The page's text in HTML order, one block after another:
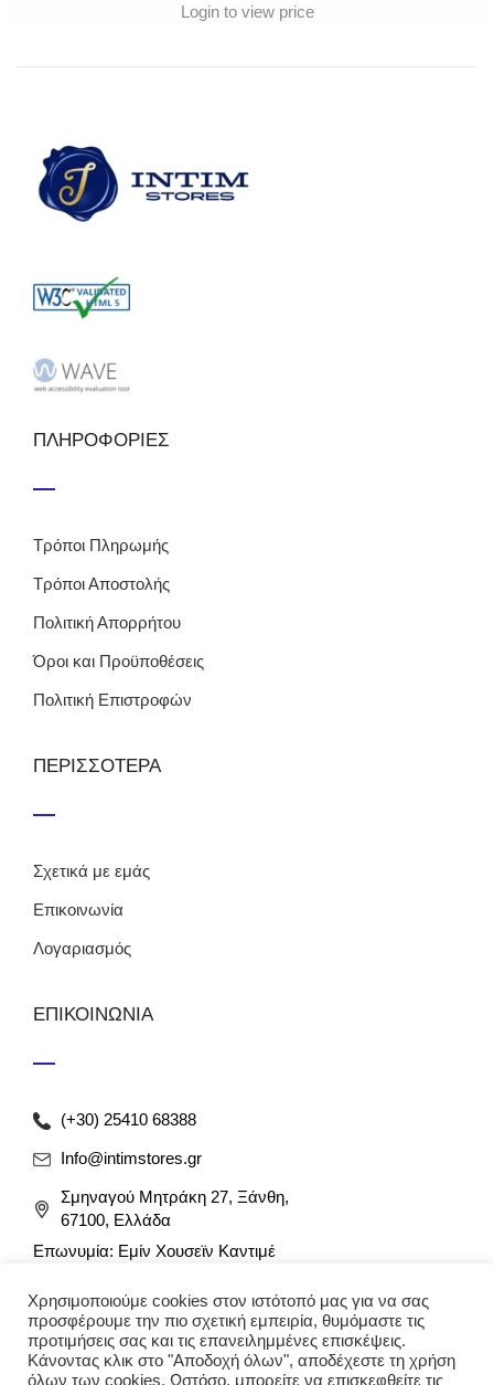
Login to view price
ΠΛΗΡΟΦΟΡΙΕΣ
Τρόποι Πληρωμής
Τρόποι Αποστολής
Πολιτική Απορρήτου
Όροι και Προϋποθέσεις
Πολιτική Επιστροφών
ΠΕΡΙΣΣΟΤΕΡΑ
Σχετικά με εμάς
Επικοινωνία
Λογαριασμός
ΕΠΙΚΟΙΝΩΝΙΑ
(+30) 25410 68388
Info@intimstores.gr
Σμηναγού Μητράκη 27, Ξάνθη,
67100, Ελλάδα
Επωνυμία: Εμίν Χουσεϊν Καντιμέ
Αρ. Γ.Ε.ΜΗ: 012349946000
Χρησιμοποιούμε cookies στον ιστότοπό μας για να σας
προσφέρουμε την πιο σχετική εμπειρία, θυμόμαστε τις
προτιμήσεις σας και τις επανειλημμένες επισκέψεις.
Κάνοντας κλικ στο "Αποδοχή όλων", αποδέχεστε τη χρήση
όλων των cookies. Ωστόσο, μπορείτε να επισκεφθείτε τις